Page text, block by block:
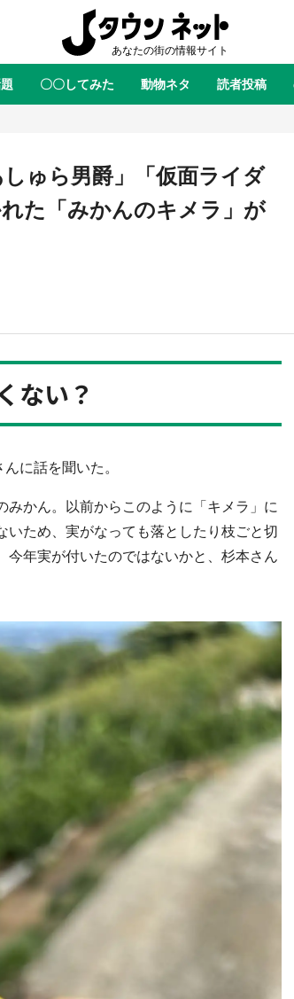
全国 全国
東北 青森 岩手 宮城
関東 茨城 栃木 群馬
〇〇してみた 動物ネタ 読者投稿
あの時はありがとう 物語がはじまる町へ
7／31～1／31】
『薬屋のひとりごと』の〝
ゅら男爵」「仮面ライダ
た「みかんのキメラ」が
ない？
に話を聞いた。
かん。以前からこのように「キメラ」に
ため、実がなっても落としたり枝ごと切
年実が付いたのではないかと、杉本さん